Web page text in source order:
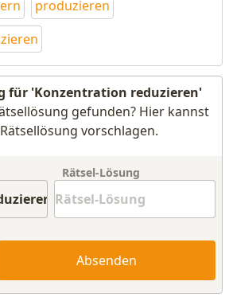
produzieren
für 'Konzentration reduzieren'
gefunden? Hier kannst
vorschlagen.
Rätsel-Lösung
Absenden